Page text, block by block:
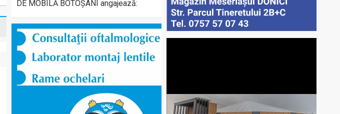
DE MOBILĂ BOTOȘANI angajează: